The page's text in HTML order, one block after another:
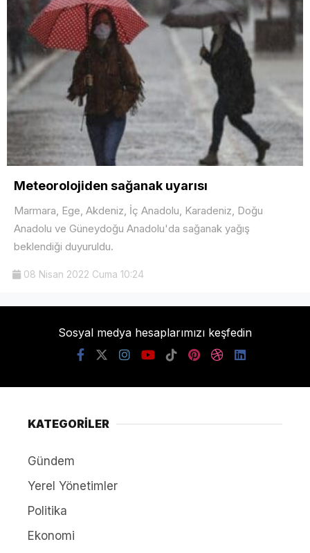
Meteorolojiden sağanak uyarısı
Marmara, Ege, Akdeniz, İç Anadolu, Karadeniz, Doğu
Anadolu ve Güneydoğu Anadolu'da sağanak yağış
beklendiği duyuruldu.
08 Nisan 2022 Cuma 10:24
Sosyal medya hesaplarımızı keşfedin
KATEGORİLER
Gündem
Yerel Yönetimler
Politika
Ekonomi